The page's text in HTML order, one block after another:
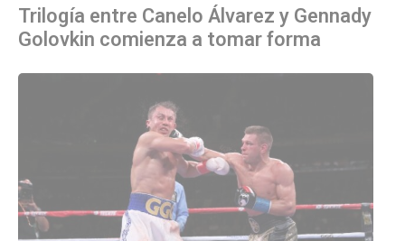
Trilogía entre Canelo Álvarez y Gennady
Golovkin comienza a tomar forma